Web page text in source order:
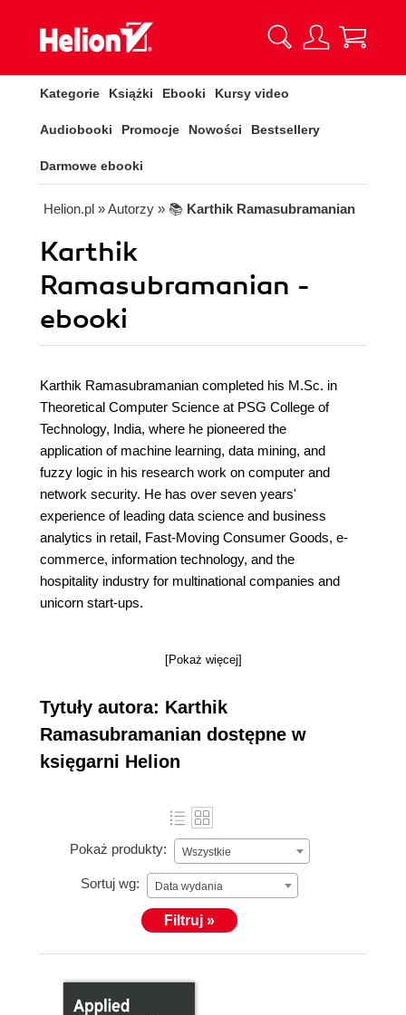
Kategorie Książki Ebooki Kursy video
Audiobooki Promocje Nowości Bestsellery
Darmowe ebooki
Helion.pl » Autorzy » 📚 Karthik Ramasubramanian
Karthik
Ramasubramanian -
ebooki
Karthik Ramasubramanian completed his M.Sc. in
Theoretical Computer Science at PSG College of
Technology, India, where he pioneered the
application of machine learning, data mining, and
fuzzy logic in his research work on computer and
network security. He has over seven years'
experience of leading data science and business
analytics in retail, Fast-Moving Consumer Goods, e-
commerce, information technology, and the
hospitality industry for multinational companies and
unicorn start-ups.
[Pokaż więcej]
Tytuły autora: Karthik
Ramasubramanian dostępne w
księgarni Helion
Pokaż produkty: Wszystkie
Sortuj wg: Data wydania
Filtruj »